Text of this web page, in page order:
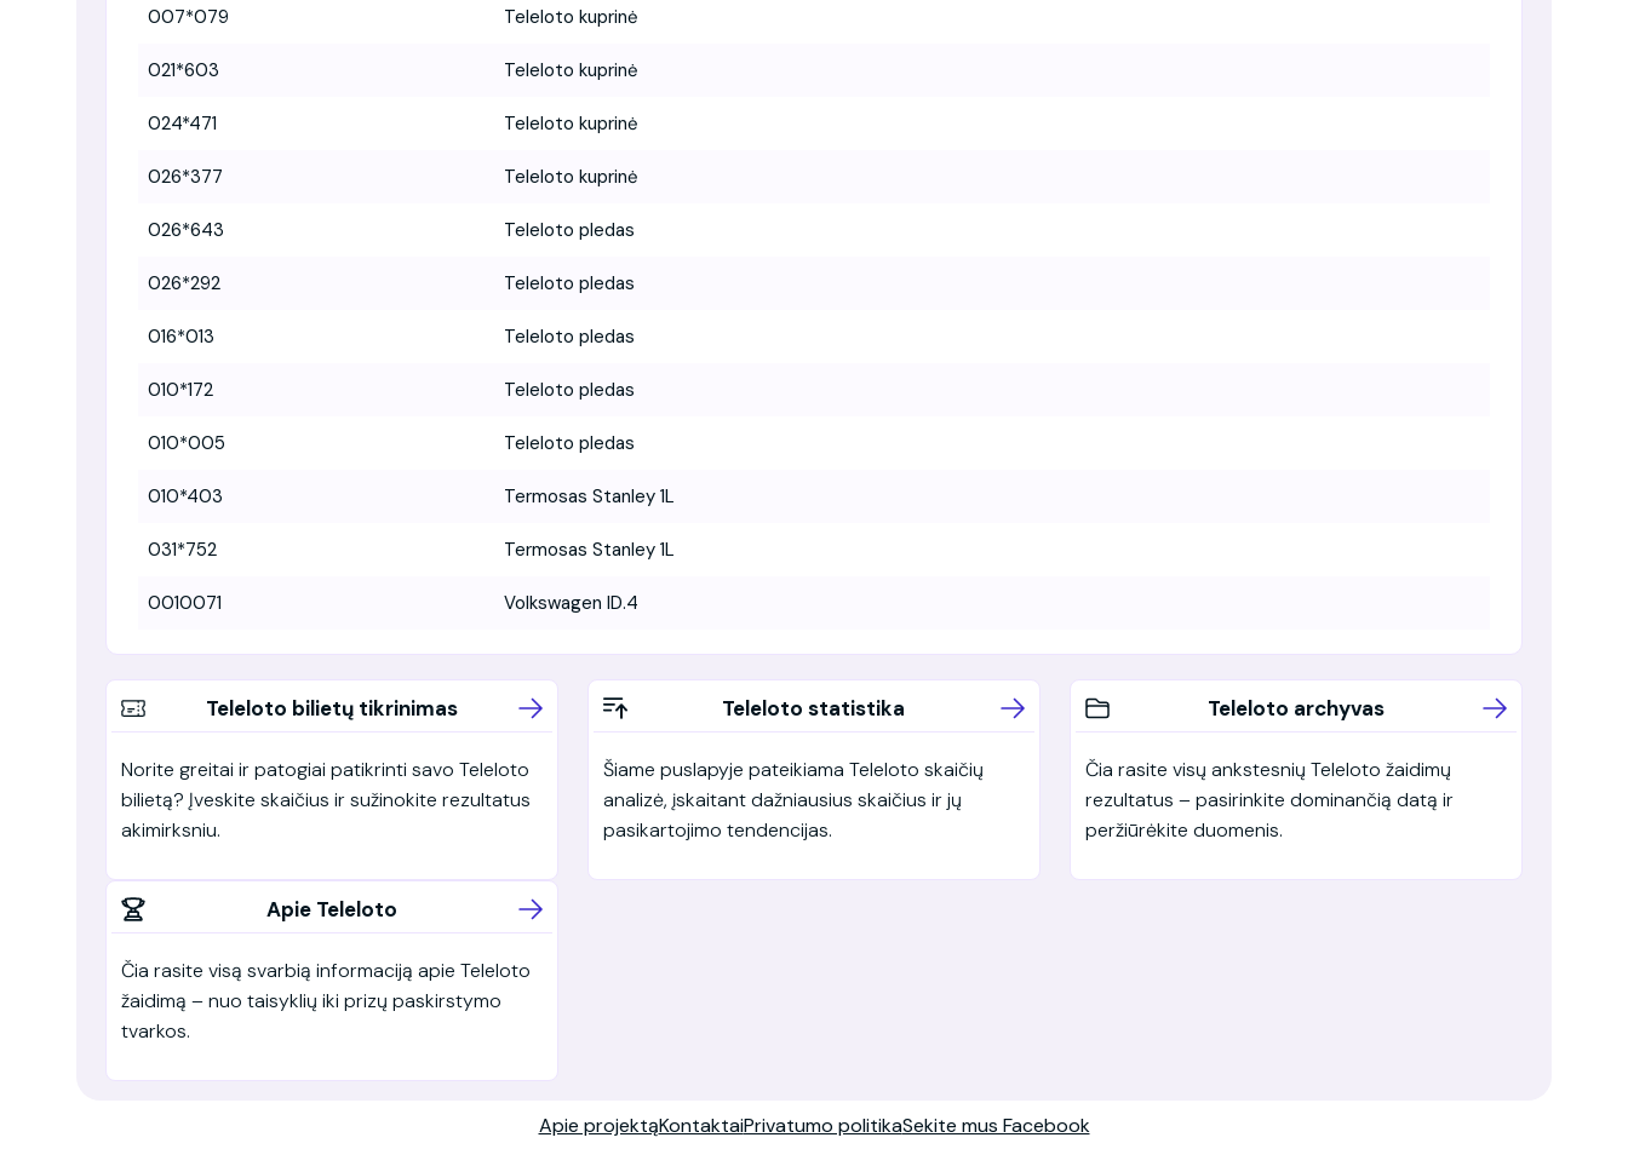
007*079 Teleloto kuprinė
021*603 Teleloto kuprinė
024*471 Teleloto kuprinė
026*377 Teleloto kuprinė
026*643 Teleloto pledas
026*292 Teleloto pledas
016*013 Teleloto pledas
010*172 Teleloto pledas
010*005 Teleloto pledas
010*403 Termosas Stanley 1L
031*752 Termosas Stanley 1L
0010071 Volkswagen ID.4
Teleloto bilietų tikrinimas
Norite greitai ir patogiai patikrinti savo Teleloto
bilietą? Įveskite skaičius ir sužinokite rezultatus
akimirksniu.
Teleloto statistika
Šiame puslapyje pateikiama Teleloto skaičių
analizė, įskaitant dažniausius skaičius ir jų
pasikartojimo tendencijas.
Teleloto archyvas
Čia rasite visų ankstesnių Teleloto žaidimų
rezultatus – pasirinkite dominančią datą ir
peržiūrėkite duomenis.
Apie Teleloto
Čia rasite visą svarbią informaciją apie Teleloto
žaidimą – nuo taisyklių iki prizų paskirstymo
tvarkos.
Apie projektąKontaktaiPrivatumo politikaSekite mus Facebook